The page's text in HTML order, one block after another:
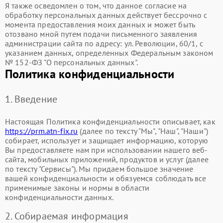
Я также осведомлен о том, что данное согласие на
обработку персональных данных действует бессрочно с
момента предоставления моих данных и может быть
отозвано мной путем подачи письменного заявления
администрации сайта по адресу: ул. ​Революции, 60/1, с
указанием данных, определенных Федеральным законом
№ 152-ФЗ "О персональных данных".
Политика конфиденциальности
1. Введение
Настоящая Политика конфиденциальности описывает, как
https://prm.atn-fix.ru (далее по тексту "Мы", "Наш", "Наши")
собирает, использует и защищает информацию, которую
Вы предоставляете нам при использовании нашего веб-
сайта, мобильных приложений, продуктов и услуг (далее
по тексту "Сервисы"). Мы придаем большое значение
вашей конфиденциальности и обязуемся соблюдать все
применимые законы и нормы в области
конфиденциальности данных.
2. Собираемая информация